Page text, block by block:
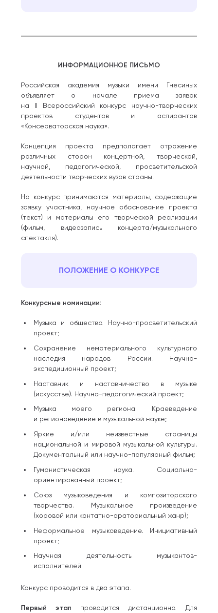
ИНФОРМАЦИОННОЕ ПИСЬМО
Российская академия музыки имени Гнесиных
объявляет о начале приема заявок
на II Всероссийский конкурс научно-творческих
проектов студентов и аспирантов
«Консерваторская наука».
Концепция проекта предполагает отражение
различных сторон концертной, творческой,
научной, педагогической, просветительской
деятельности творческих вузов страны.
На конкурс принимаются материалы, содержащие
заявку участника, научное обоснование проекта
(текст) и материалы его творческой реализации
(фильм, видеозапись концерта/музыкального
спектакля).
ПОЛОЖЕНИЕ О КОНКУРСЕ
Конкурсные номинации:
Музыка и общество. Научно-просветительский
проект;
Сохранение нематериального культурного
наследия народов России. Научно-
экспедиционный проект;
Наставник и наставничество в музыке
(искусстве). Научно-педагогический проект;
Музыка моего региона. Краеведение
и регионоведение в музыкальной науке;
Яркие и/или неизвестные страницы
национальной и мировой музыкальной культуры.
Документальный или научно-популярный фильм;
Гуманистическая наука. Социально-
ориентированный проект;
Союз музыковедения и композиторского
творчества. Музыкальное произведение
(хоровой или кантатно-ораториальный жанр);
Неформальное музыковедение. Инициативный
проект;
Научная деятельность музыкантов-
исполнителей.
Конкурс проводится в два этапа.
Первый этап проводится дистанционно. Для